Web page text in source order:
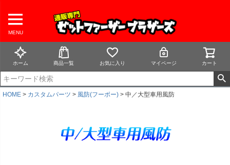
MENU
ホーム 商品一覧 お気に入り マイページ カート
HOME カスタムパーツ 風防(フーボー) 中／大型車用風防